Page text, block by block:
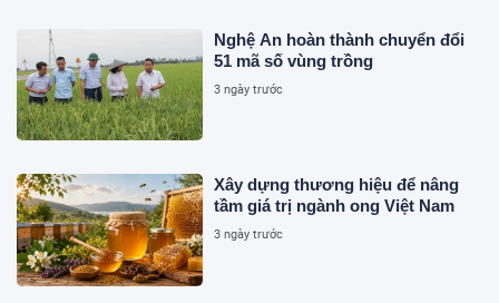
Nghệ An hoàn thành chuyển đổi
51 mã số vùng trồng
3 ngày trước
Xây dựng thương hiệu để nâng
tầm giá trị ngành ong Việt Nam
3 ngày trước